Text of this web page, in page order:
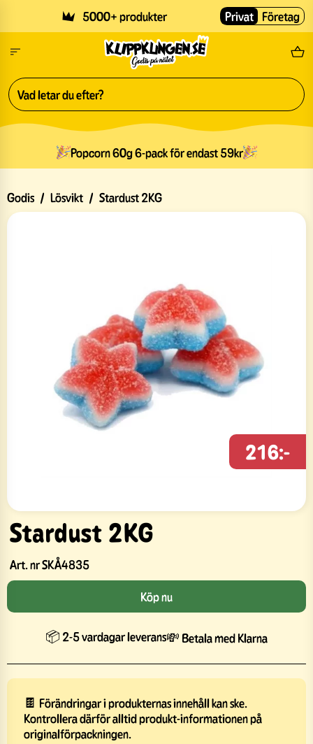
5000+ produkter Fri
Privat Företag
Popcorn 60g 6-pack för endast 59kr
Godis / Lösvikt / Stardust 2KG
Stardust 2KG
Art. nrSKÅ4835
216:-
Köp nu
📦 2-5 vardagar leverans💸 Betala med Klarna
🍫 Förändringar i produkternas innehåll kan ske.
Kontrollera därför alltid produkt-informationen på
originalförpackningen.